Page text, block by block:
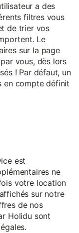
a des
filtres vous
de trier vos
Le
sur la page
vous, dès lors
! Par défaut, un
en compte définit
est
ne
votre location
sur notre
de nos
Holidu sont